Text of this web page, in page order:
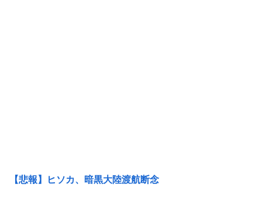
【悲報】ヒソカ、暗黒大陸渡航断念